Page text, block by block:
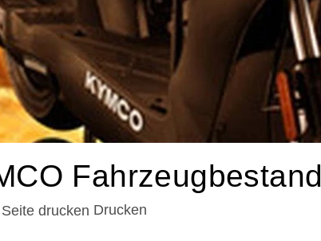
Fahrzeugbestand
Drucken